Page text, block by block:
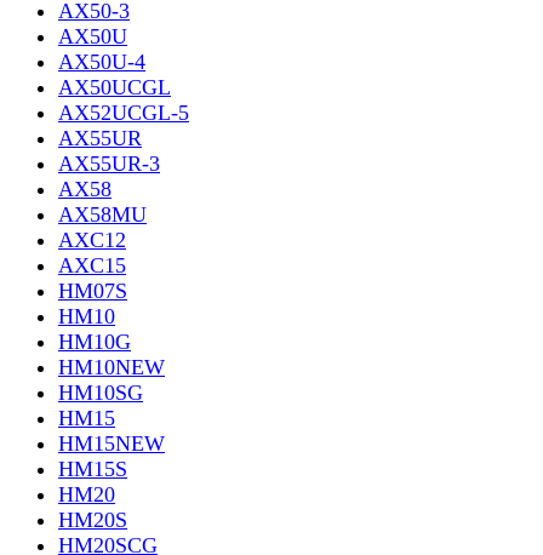
AX50-3
AX50U
AX50U-4
AX50UCGL
AX52UCGL-5
AX55UR
AX55UR-3
AX58
AX58MU
AXC12
AXC15
HM07S
HM10
HM10G
HM10NEW
HM10SG
HM15
HM15NEW
HM15S
HM20
HM20S
HM20SCG